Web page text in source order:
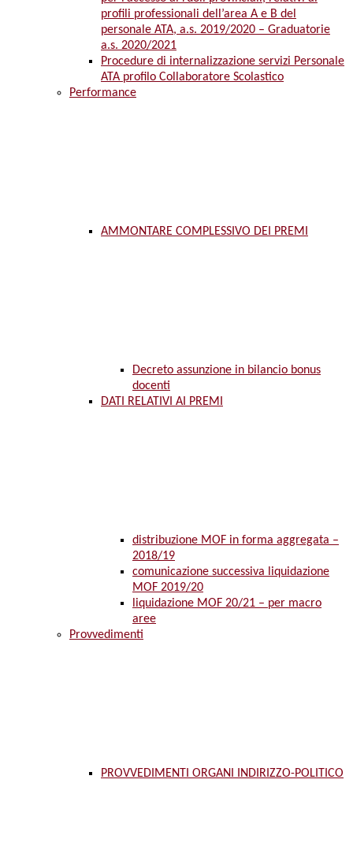
profili professionali dell’area A e B del
personale ATA, a.s. 2019/2020 – Graduatorie
a.s. 2020/2021
Procedure di internalizzazione servizi Personale
ATA profilo Collaboratore Scolastico
Performance
AMMONTARE COMPLESSIVO DEI PREMI
Decreto assunzione in bilancio bonus
docenti
DATI RELATIVI AI PREMI
distribuzione MOF in forma aggregata –
2018/19
comunicazione successiva liquidazione
MOF 2019/20
liquidazione MOF 20/21 – per macro
aree
Provvedimenti
PROVVEDIMENTI ORGANI INDIRIZZO-POLITICO